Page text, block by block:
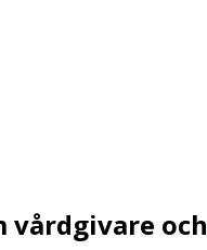
vårdgivare